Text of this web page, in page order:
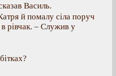
Василь.
й помалу сіла поруч
рівчак. – Служив у